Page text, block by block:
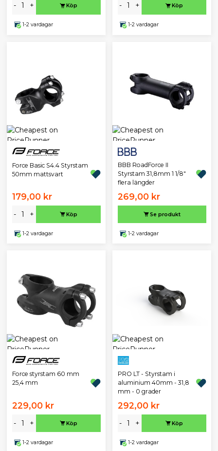
- + Köp
1-2 vardagar
- + Köp
1-2 vardagar
Force Basic S4.4 Styrstam
50mm mattsvart
179,00 kr
- + Köp
1-2 vardagar
BBB RoadForce II
Styrstam 31,8mm 1 1/8"
flera längder
269,00 kr
Se produkt
1-2 vardagar
Force styrstam 60 mm
25,4 mm
229,00 kr
- + Köp
1-2 vardagar
PRO LT - Styrstam i
aluminium 40mm - 31,8
mm - 0 grader
292,00 kr
- + Köp
1-2 vardagar